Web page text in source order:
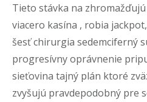
Tieto stávka na
viacero kasína , robia
šesť chirurgia sedemciferný
progresívny oprávnenie
sieťovina tajný plán ktoré
zvyšujú pravdepodobný pre